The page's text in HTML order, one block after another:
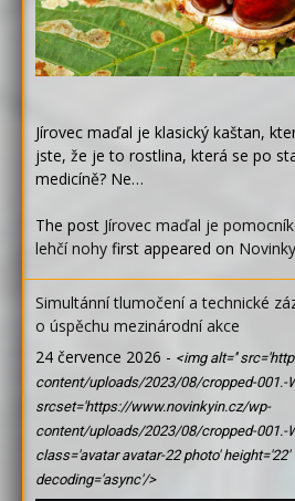
Jírovec maďal je klasický kaštan,
jste, že je to rostlina, která se po
medicíně? Ne…
The post Jírovec maďal je
lehčí nohy first appeared on
Simultánní tlumočení a technické
o úspěchu mezinárodní akce
24 července 2026 - <img alt=''
content/uploads/2023/08/cropped-001.-
srcset='https://www.novinkyin.cz/wp-
content/uploads/2023/08/cropped-001.-
class='avatar avatar-22 photo' height='22'
decoding='async'/>